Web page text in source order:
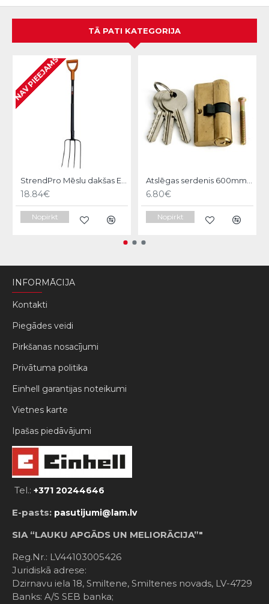
TĀ PATI KATEGORIJA
NAV PIEEJAMS
StrendPro Mēslu dakšas ErgoLine1200
18.84€
Nopirkt
Atslēgas serdenis 600mm Strend pro
6.80€
Nopirkt
INFORMĀCIJA
Kontakti
Piegādes veidi
Pirkšanas nosacījumi
Privātuma politika
Einhell garantijas noteikumi
Vietnes karte
Ipašas piedāvājumi
Tel.: +371 20244646
E-pasts: pasutijumi@lam.lv
SIA “LAUKU APGĀDS UN MELIORĀCIJA”"
Reg.Nr.: LV44103005426
Juridiskā adrese:
Dzirnavu iela 18, Smiltene, Smiltenes novads, LV-4729
Banks: A/S SEB banka;